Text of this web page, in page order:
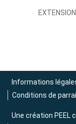
Informations
Conditions de
Une création PEEL